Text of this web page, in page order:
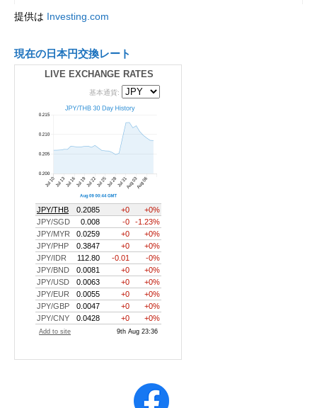
提供は Investing.com
現在の日本円交換レート
LIVE EXCHANGE RATES